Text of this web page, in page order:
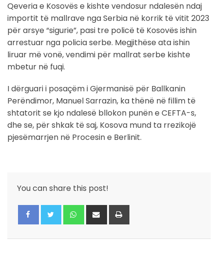
Qeveria e Kosovës e kishte vendosur ndalesën ndaj
importit të mallrave nga Serbia në korrik të vitit 2023
për arsye “sigurie”, pasi tre policë të Kosovës ishin
arrestuar nga policia serbe. Megjithëse ata ishin
liruar më vonë, vendimi për mallrat serbe kishte
mbetur në fuqi.
I dërguari i posaçëm i Gjermanisë për Ballkanin
Perëndimor, Manuel Sarrazin, ka thënë në fillim të
shtatorit se kjo ndalesë bllokon punën e CEFTA-s,
dhe se, për shkak të saj, Kosova mund ta rrezikojë
pjesëmarrjen në Procesin e Berlinit.
You can share this post!
Whatsapp
Share
via